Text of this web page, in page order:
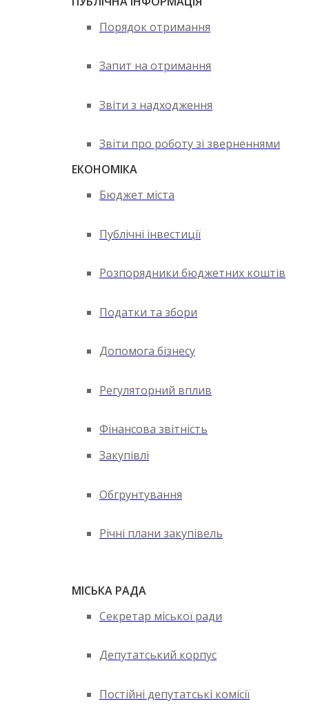
Порядок отримання
Запит на отримання
Звіти з надходження
Звіти про роботу зі зверненнями
ЕКОНОМІКА
Бюджет міста
Публічні інвестиції
Розпорядники бюджетних коштів
Податки та збори
Допомога бізнесу
Регуляторний вплив
Фінансова звітність
Закупівлі
Обгрунтування
Річні плани закупівель
МІСЬКА РАДА
Секретар міської ради
Депутатський корпус
Постійні депутатські комісії